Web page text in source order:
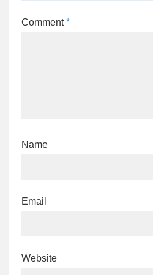
Comment*
Name
Email
Website